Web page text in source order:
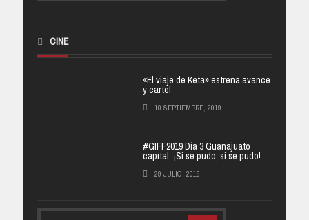
CINE
«El viaje de Keta» estrena avance
y cartel
10 SEPTIEMBRE, 2019
#GIFF2019 Día 3 Guanajuato
capital: ¡Sí se pudo, sí se pudo!
29 JULIO, 2019